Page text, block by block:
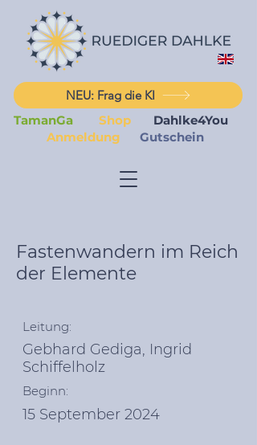
NEU: Frag die KI
TamanGa
Shop
Dahlke4You
Anmeldung
Gutschein
Fastenwandern im Reich
der Elemente
Leitung:
Gebhard Gediga, Ingrid
Schiffelholz
Beginn:
15 September 2024